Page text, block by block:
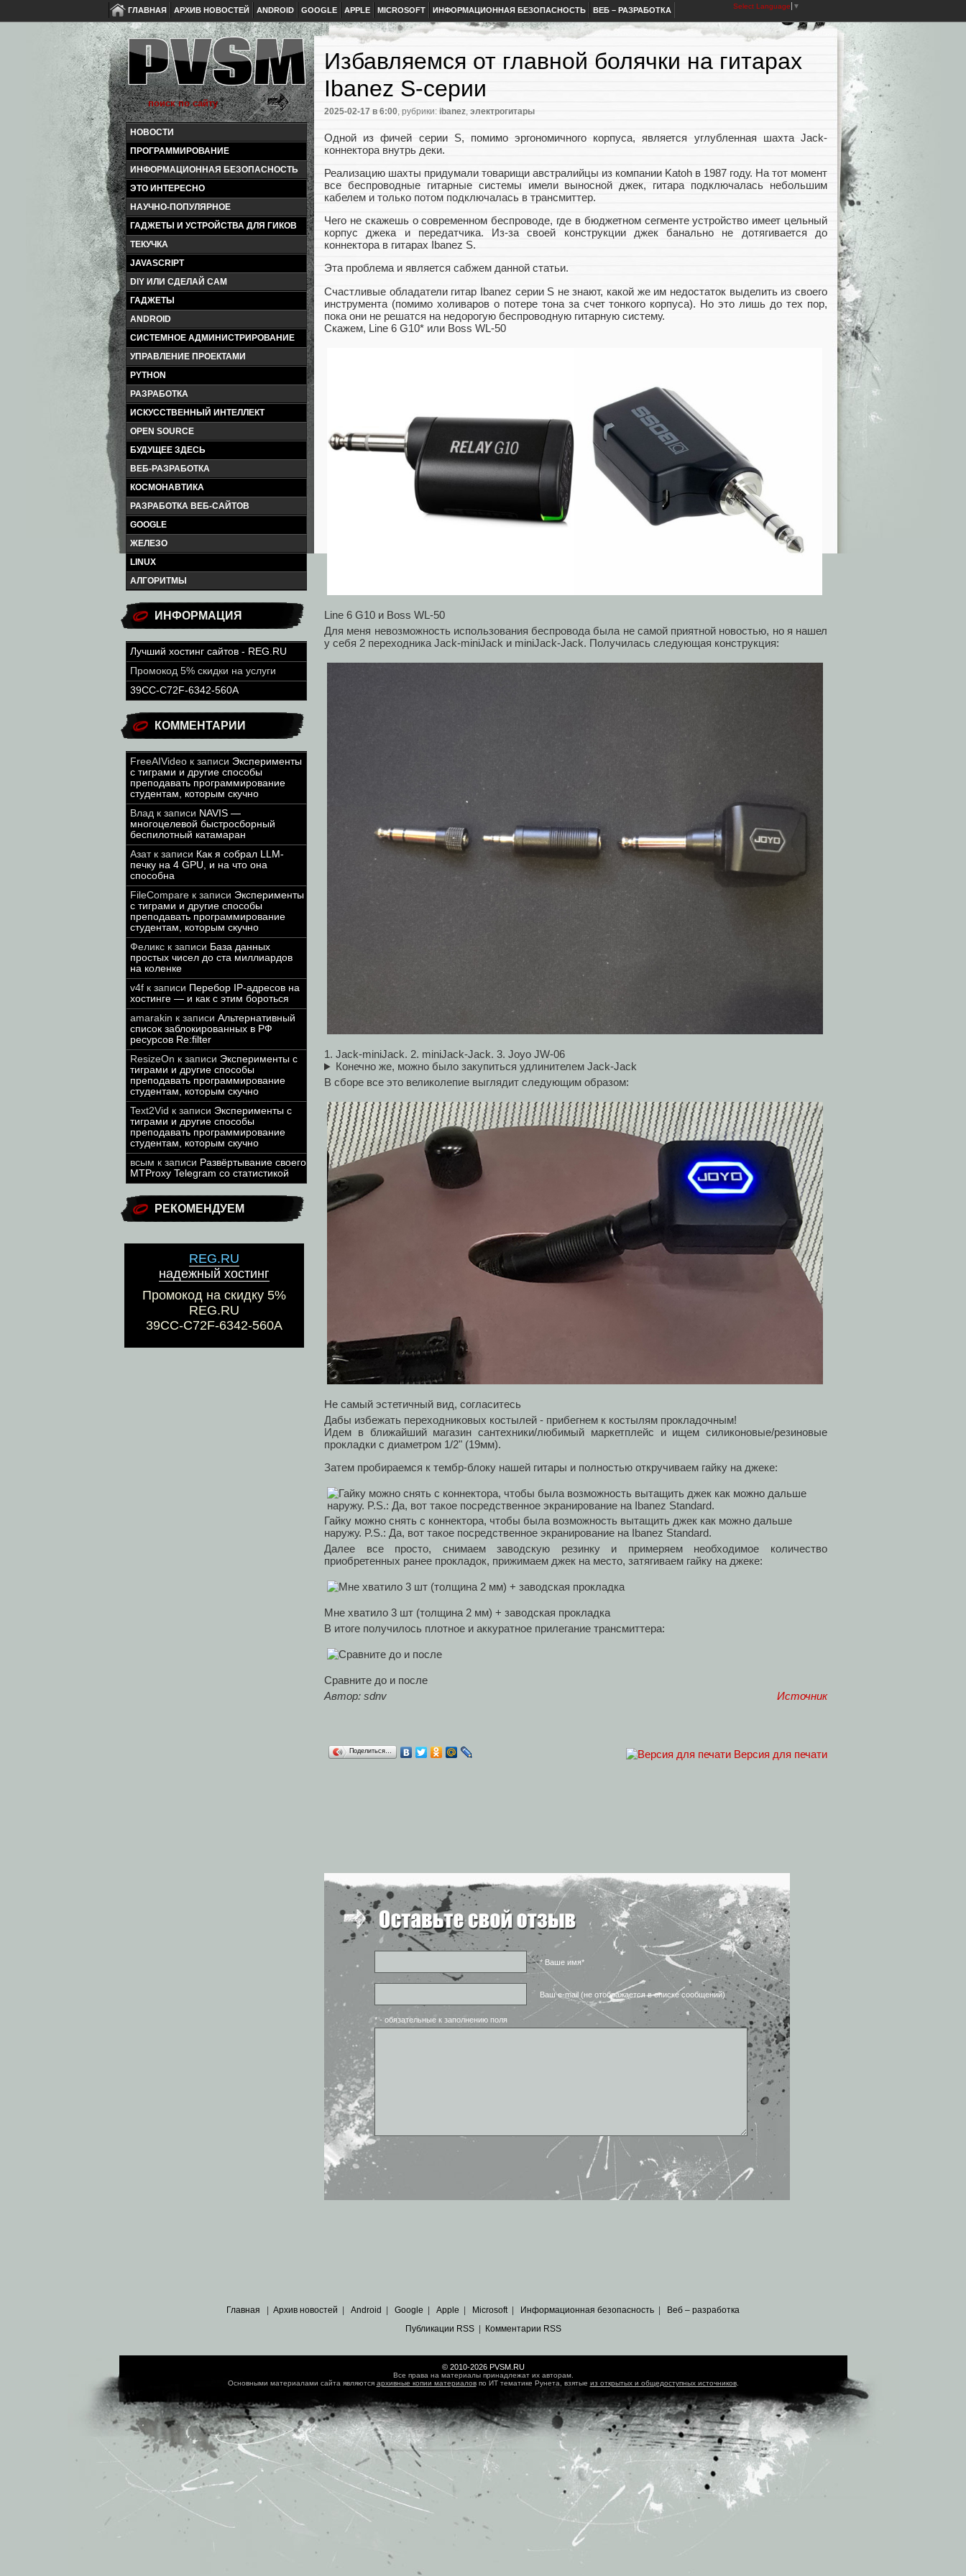
ГЛАВНАЯ АРХИВ НОВОСТЕЙ ANDROID GOOGLE APPLE MICROSOFT ИНФОРМАЦИОННАЯ БЕЗОПАСНОСТЬ ВЕБ – РАЗРАБОТКА Select Language ▼
НОВОСТИ
ПРОГРАММИРОВАНИЕ
ИНФОРМАЦИОННАЯ БЕЗОПАСНОСТЬ
ЭТО ИНТЕРЕСНО
НАУЧНО-ПОПУЛЯРНОЕ
ГАДЖЕТЫ И УСТРОЙСТВА ДЛЯ ГИКОВ
ТЕКУЧКА
JAVASCRIPT
DIY ИЛИ СДЕЛАЙ САМ
ГАДЖЕТЫ
ANDROID
СИСТЕМНОЕ АДМИНИСТРИРОВАНИЕ
УПРАВЛЕНИЕ ПРОЕКТАМИ
PYTHON
РАЗРАБОТКА
ИСКУССТВЕННЫЙ ИНТЕЛЛЕКТ
OPEN SOURCE
БУДУЩЕЕ ЗДЕСЬ
ВЕБ-РАЗРАБОТКА
КОСМОНАВТИКА
РАЗРАБОТКА ВЕБ-САЙТОВ
GOOGLE
ЖЕЛЕЗО
LINUX
АЛГОРИТМЫ
ИНФОРМАЦИЯ
Лучший хостинг сайтов - REG.RU
Промокод 5% скидки на услуги
39CC-C72F-6342-560A
КОММЕНТАРИИ
FreeAIVideo к записи Эксперименты
с тиграми и другие способы
преподавать программирование
студентам, которым скучно
Влад к записи NAVIS —
многоцелевой быстросборный
беспилотный катамаран
Азатк записи Как я собрал LLM-
печку на 4 GPU, и на что она
способна
FileCompare к записи Эксперименты
с тиграми и другие способы
преподавать программирование
студентам, которым скучно
Феликс к записи База данных
простых чисел до ста миллиардов
на коленке
v4f к записи Перебор IP-адресов на
хостинге — и как с этим бороться
amarakin к записи Альтернативный
список заблокированных в РФ
ресурсов Re:filter
ResizeOn к записи Эксперименты с
тиграми и другие способы
преподавать программирование
студентам, которым скучно
Text2Vid к записи Эксперименты с
тиграми и другие способы
преподавать программирование
студентам, которым скучно
всым к записи Развёртывание своего
MTProxy Telegram со статистикой
РЕКОМЕНДУЕМ
REG.RU
надежный хостинг
Промокод на скидку 5%
REG.RU
39CC-C72F-6342-560A
Избавляемся от главной болячки на гитарах
Ibanez S-серии
2025-02-17 в 6:00, рубрики: ibanez, электрогитары
Одной из фичей серии S, помимо эргономичного корпуса, является углубленная шахта Jack-
коннектора внутрь деки.
Реализацию шахты придумали товарищи австралийцы из компании Katoh в 1987 году. На тот момент
все беспроводные гитарные системы имели выносной джек, гитара подключалась небольшим
кабелем и только потом подключалась в трансмиттер.
Чего не скажешь о современном беспроводе, где в бюджетном сегменте устройство имеет цельный
корпус джека и передатчика. Из-за своей конструкции джек банально не дотягивается до
коннектора в гитарах Ibanez S.
Эта проблема и является сабжем данной статьи.
Счастливые обладатели гитар Ibanez серии S не знают, какой же им недостаток выделить из своего
инструмента (помимо холиваров о потере тона за счет тонкого корпуса). Но это лишь до тех пор,
пока они не решатся на недорогую беспроводную гитарную систему.
Скажем, Line 6 G10* или Boss WL-50
Line 6 G10 и Boss WL-50
Для меня невозможность использования беспровода была не самой приятной новостью, но я нашел
у себя 2 переходника Jack-miniJack и miniJack-Jack. Получилась следующая конструкция:
1. Jack-miniJack. 2. miniJack-Jack. 3. Joyo JW-06
Конечно же, можно было закупиться удлинителем Jack-Jack
В сборе все это великолепие выглядит следующим образом:
Не самый эстетичный вид, согласитесь
Дабы избежать переходниковых костылей - прибегнем к костылям прокладочным!
Идем в ближайший магазин сантехники/любимый маркетплейс и ищем силиконовые/резиновые
прокладки с диаметром 1/2" (19мм).
Затем пробираемся к тембр-блоку нашей гитары и полностью откручиваем гайку на джеке:
Гайку можно снять с коннектора, чтобы была возможность вытащить джек как можно дальше
наружу. P.S.: Да, вот такое посредственное экранирование на Ibanez Standard.
Далее все просто, снимаем заводскую резинку и примеряем необходимое количество
приобретенных ранее прокладок, прижимаем джек на место, затягиваем гайку на джеке:
Мне хватило 3 шт (толщина 2 мм) + заводская прокладка
В итоге получилось плотное и аккуратное прилегание трансмиттера:
Сравните до и после
Автор: sdnv
Источник
Версия для печати
Поделиться…
* Ваше имя*
Ваш e-mail (не отображается в списке сообщений)
* - обязательные к заполнению поля
Главная | Архив новостей | Android | Google | Apple | Microsoft | Информационная безопасность | Веб – разработка
Публикации RSS| Комментарии RSS
© 2010-2026 PVSM.RU
Все права на материалы принадлежат их авторам.
Основными материалами сайта являются архивные копии материаловпо ИТ тематике Рунета, взятые из открытых и общедоступных источников.